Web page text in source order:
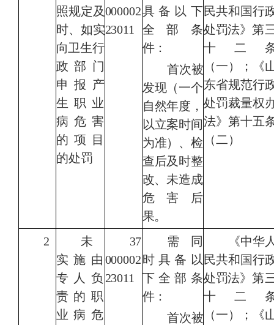
照规定及
时、如实
向卫生行
政部门
申报产
生 职业
病危害
的项目
的处罚
000002
23011
具备以下
全部条
件：
首次被
发现（一个
自然年度，
以立案时间
为准）、检
查后及时整
改、未造成
危害后
果。
民共和国行
处罚法》第
十二
（一）；《
东省规范行
处罚裁量权
法》第十五
（二）
2
未
实施由
专人负
责的职
业病危
37
000002
23011
需同
时具备以
下全部条
件：
首次被
《中华
民共和国行
处罚法》第
十二
（一）；《